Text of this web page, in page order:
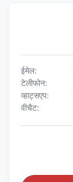
ईमेल:
टेलीफोन:
व्हाट्सएप:
वीचैट: